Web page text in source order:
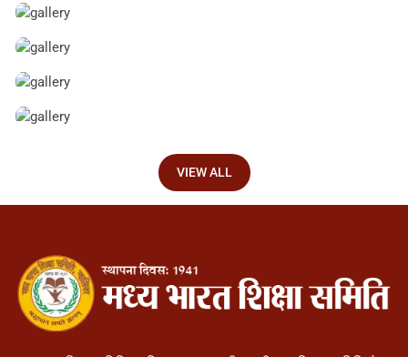
VIEW ALL